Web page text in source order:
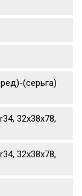
(серьга)
32x38x78,
32x38x78,